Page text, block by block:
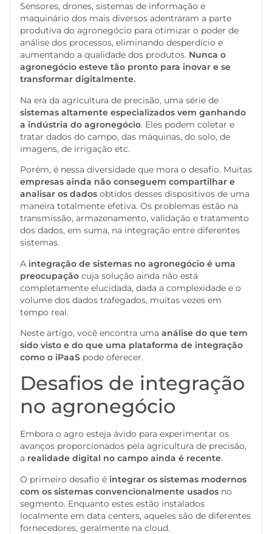
Sensores, drones, sistemas de informação e
maquinário dos mais diversos adentraram a parte
produtiva do agronegócio para otimizar o poder de
análise dos processos, eliminando desperdício e
aumentando a qualidade dos produtos. Nunca o
agronegócio esteve tão pronto para inovar e se
transformar digitalmente.
Na era da agricultura de precisão, uma série de
sistemas altamente especializados vem ganhando
a indústria do agronegócio. Eles podem coletar e
tratar dados do campo, das máquinas, do solo, de
imagens, de irrigação etc.
Porém, é nessa diversidade que mora o desafio. Muitas
empresas ainda não conseguem compartilhar e
analisar os dados obtidos desses dispositivos de uma
maneira totalmente efetiva. Os problemas estão na
transmissão, armazenamento, validação e tratamento
dos dados, em suma, na integração entre diferentes
sistemas.
A integração de sistemas no agronegócio é uma
preocupação cuja solução ainda não está
completamente elucidada, dada a complexidade e o
volume dos dados trafegados, muitas vezes em
tempo real.
Neste artigo, você encontra uma análise do que tem
sido visto e do que uma plataforma de integração
como o iPaaS pode oferecer.
Desafios de integração
no agronegócio
Embora o agro esteja ávido para experimentar os
avanços proporcionados pela agricultura de precisão,
a realidade digital no campo ainda é recente.
O primeiro desafio é integrar os sistemas modernos
com os sistemas convencionalmente usados no
segmento. Enquanto estes estão instalados
localmente em data centers, aqueles são de diferentes
fornecedores, geralmente na cloud.